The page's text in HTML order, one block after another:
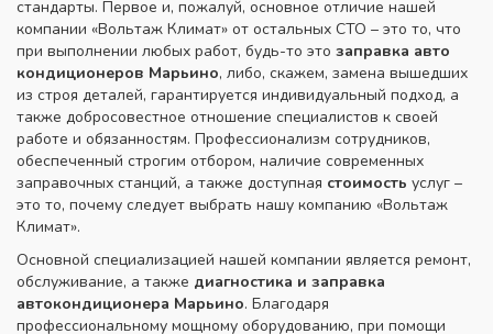
стандарты. Первое и, пожалуй, основное отличие нашей
компании «Вольтаж Климат» от остальных СТО – это то, что
при выполнении любых работ, будь-то это заправка авто
кондиционеров Марьино, либо, скажем, замена вышедших
из строя деталей, гарантируется индивидуальный подход, а
также добросовестное отношение специалистов к своей
работе и обязанностям. Профессионализм сотрудников,
обеспеченный строгим отбором, наличие современных
заправочных станций, а также доступная стоимость услуг –
это то, почему следует выбрать нашу компанию «Вольтаж
Климат».
Основной специализацией нашей компании является ремонт,
обслуживание, а также диагностика и заправка
автокондиционера Марьино. Благодаря
профессиональному мощному оборудованию, при помощи